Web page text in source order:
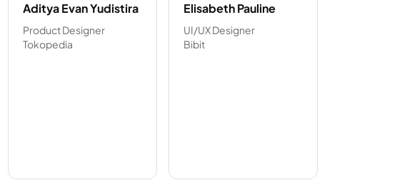
Aditya Evan Yudistira
Product Designer
Tokopedia
Elisabeth Pauline
UI/UX Designer
Bibit